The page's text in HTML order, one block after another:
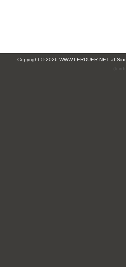
Copyright © 2026 WWW.LERDUER.NET af